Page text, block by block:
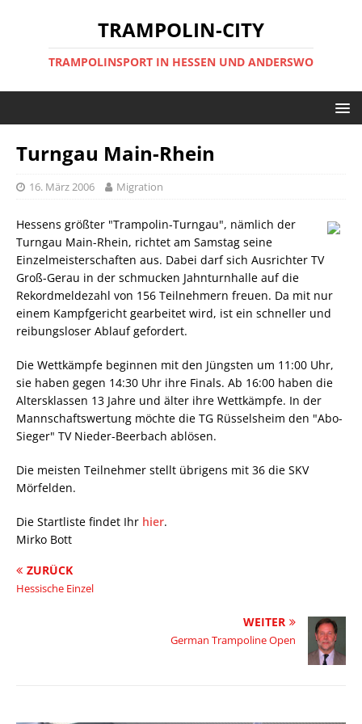
TRAMPOLIN-CITY
TRAMPOLINSPORT IN HESSEN UND ANDERSWO
Turngau Main-Rhein
16. März 2006 Migration
Hessens größter "Trampolin-Turngau", nämlich der
Turngau Main-Rhein, richtet am Samstag seine
Einzelmeisterschaften aus. Dabei darf sich Ausrichter TV
Groß-Gerau in der schmucken Jahnturnhalle auf die
Rekordmeldezahl von 156 Teilnehmern freuen. Da mit nur
einem Kampfgericht gearbeitet wird, ist ein schneller und
reibungsloser Ablauf gefordert.
Die Wettkämpfe beginnen mit den Jüngsten um 11:00 Uhr,
sie haben gegen 14:30 Uhr ihre Finals. Ab 16:00 haben die
Altersklassen 13 Jahre und älter ihre Wettkämpfe. In der
Mannschaftswertung möchte die TG Rüsselsheim den "Abo-
Sieger" TV Nieder-Beerbach ablösen.
Die meisten Teilnehmer stellt übrigens mit 36 die SKV
Mörfelden.
Die Startliste findet Ihr hier.
Mirko Bott
ZURÜCK
Hessische Einzel
WEITER
German Trampoline Open